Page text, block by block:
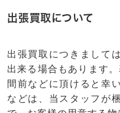
出張買取について
出張買取につきまして
出来る場合もあります
間前などに頂けると幸
などは、当スタッフが